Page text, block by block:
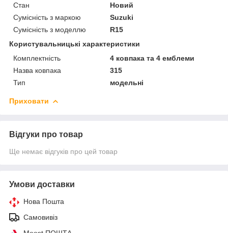
Стан
Новий
Сумісність з маркою
Suzuki
Сумісність з моделлю
R15
Користувальницькі характеристики
Комплектність
4 ковпака та 4 емблеми
Назва ковпака
315
Тип
модельні
Приховати
Відгуки про товар
Ще немає відгуків про цей товар
Умови доставки
Нова Пошта
Самовивіз